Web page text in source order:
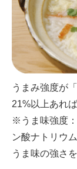
うまみ強度が
21%以上あれ
※うま味強度
ン酸ナトリウ
うま味の強さ